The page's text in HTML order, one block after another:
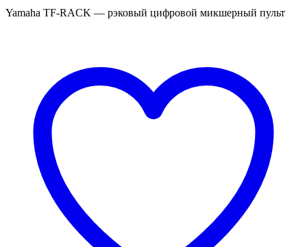
Yamaha TF-RACK — рэковый цифровой микшерный пульт